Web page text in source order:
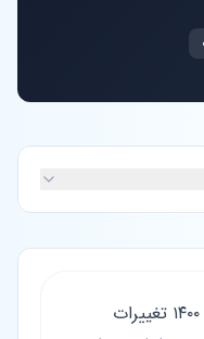
قانون جدید چک از ابتدای سال ۱۴۰۰ تغییرات